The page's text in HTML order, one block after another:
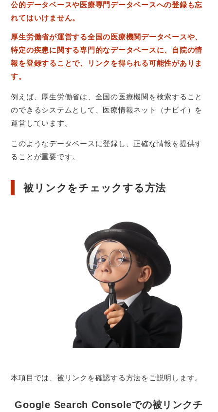
公的データベースや医療専門データベースへの登録も忘
れてはいけません。
厚生労働省が運営する全国の医療機関データベースや、
特定の疾患に関する専門的なデータベースに、自院の情
報を登録することで、リンクを得られる可能性がありま
す。
例えば、厚生労働省は、全国の医療機関を検索すること
のできるシステムとして、医療情報ネット（ナビイ）を
運営しています。
このようなデータベースに登録し、正確な情報を提供す
ることが重要です。
被リンクをチェックする方法
本項目では、被リンクを確認する方法をご説明します。
Google Search Consoleでの被リンクチ